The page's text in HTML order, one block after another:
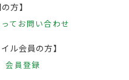
方】
て お問い合わせ
ル会員の方】
会員登録